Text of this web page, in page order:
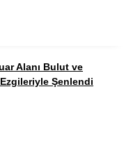
Alanı Bulut ve
Şenlendi